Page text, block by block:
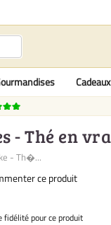
Cadeaux
- Thé en
- Th�...
ce produit
fidélité pour ce produit